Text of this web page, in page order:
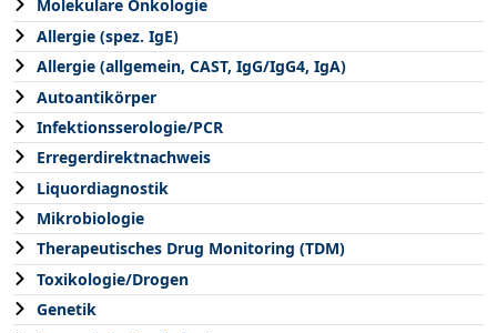
Molekulare Onkologie
Allergie (spez. IgE)
Allergie (allgemein, CAST, IgG/IgG4, IgA)
Autoantikörper
Infektionsserologie/PCR
Erregerdirektnachweis
Liquordiagnostik
Mikrobiologie
Therapeutisches Drug Monitoring (TDM)
Toxikologie/Drogen
Genetik